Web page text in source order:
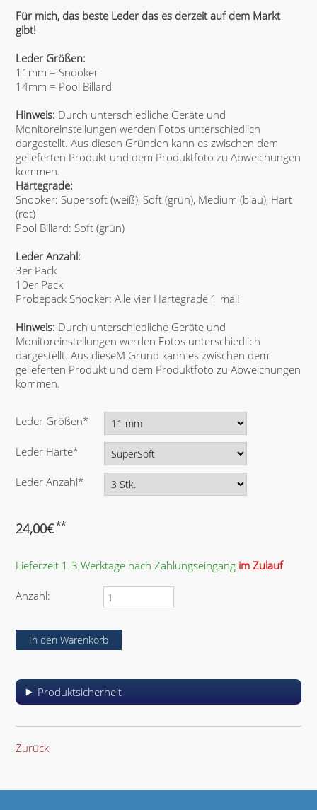
Für mich, das beste Leder das es derzeit auf dem Markt
gibt!
Leder Größen:
11mm = Snooker
14mm = Pool Billard
Hinweis: Durch unterschiedliche Geräte und
Monitoreinstellungen werden Fotos unterschiedlich
dargestellt. Aus diesen Gründen kann es zwischen dem
gelieferten Produkt und dem Produktfoto zu Abweichungen
kommen.
Härtegrade:
Snooker: Supersoft (weiß), Soft (grün), Medium (blau), Hart
(rot)
Pool Billard: Soft (grün)
Leder Anzahl:
3er Pack
10er Pack
Probepack Snooker: Alle vier Härtegrade 1 mal!
Hinweis: Durch unterschiedliche Geräte und
Monitoreinstellungen werden Fotos unterschiedlich
dargestellt. Aus dieseM Grund kann es zwischen dem
gelieferten Produkt und dem Produktfoto zu Abweichungen
kommen.
P
l
c
h
e
d
Leder Größen*
P
l
h
t
e
d
Leder Härte*
P
i
c
t
e
Leder Anzahl*
24,00€**
Lieferzeit 1-3 Werktage nach Zahlungseingang im Zulauf
Anzahl:
Produktsicherheit
Zurück